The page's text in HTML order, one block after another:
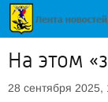
На этом
28 сентября 2025,